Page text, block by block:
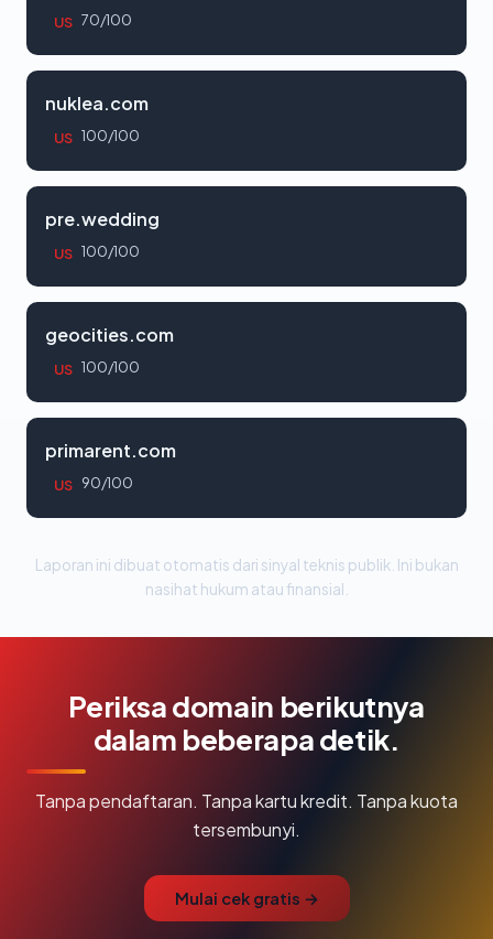
US 70/100
nuklea.com
US 100/100
pre.wedding
US 100/100
geocities.com
US 100/100
primarent.com
US 90/100
Laporan ini dibuat otomatis dari sinyal teknis publik. Ini bukan
nasihat hukum atau finansial.
Periksa domain berikutnya
dalam beberapa detik.
Tanpa pendaftaran. Tanpa kartu kredit. Tanpa kuota
tersembunyi.
Mulai cek gratis →